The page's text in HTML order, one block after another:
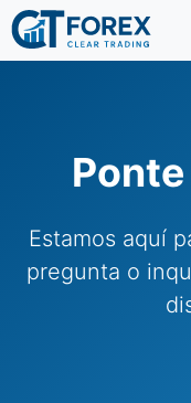
Estamos aquí
pregunta o